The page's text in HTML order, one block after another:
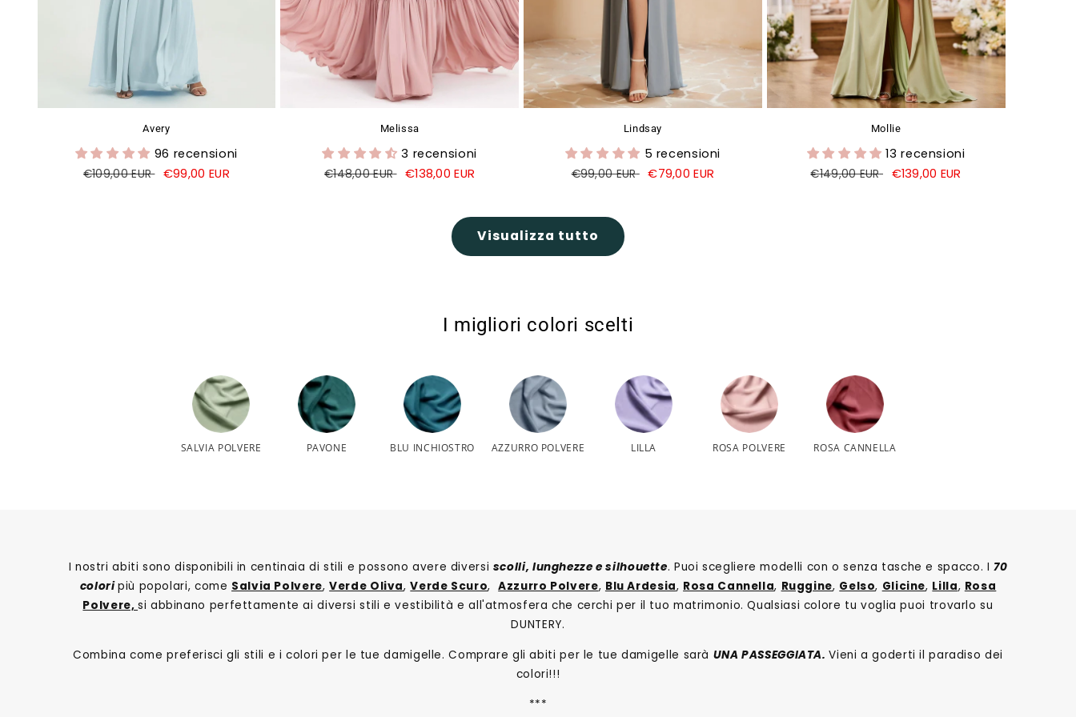
Avery
96 recensioni
Prezzo
€109,00 EUR
Prezzo
€99,00 EUR
Melissa
3 recensioni
Prezzo
€148,00 EUR
Prezzo
€138,00 EUR
Lindsay
5 recensioni
Prezzo
€99,00 EUR
Prezzo
€79,00 EUR
Mollie
13 recensioni
Prezzo
€149,00 EUR
Prezzo
€139,00 EUR
Visualizza tutto
I migliori colori scelti
SALVIA POLVERE PAVONE BLU INCHIOSTRO AZZURRO POLVERE LILLA ROSA POLVERE ROSA CANNELLA
I nostri abiti sono disponibili in centinaia di stili e possono avere diversi scolli, lunghezze e silhouette. Puoi scegliere modelli con o senza tasche e spacco. I70
coloripiù popolari, come Salvia Polvere,Verde Oliva,Verde Scuro,Azzurro Polvere, Blu Ardesia, Rosa Cannella, Ruggine, Gelso, Glicine, Lilla, Rosa
Polvere,si abbinano perfettamente ai diversi stili e vestibilità e all'atmosfera che cerchi per il tuo matrimonio. Qualsiasi colore tu voglia puoi trovarlo su
DUNTERY.
Combina come preferisci gli stili e i colori per le tue damigelle. Comprare gli abiti per le tue damigelle sarà UNA PASSEGGIATA.Vieni a goderti il paradiso dei
colori!!!
***